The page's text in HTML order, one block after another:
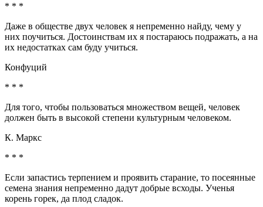
* * *
Даже в обществе двух человек я непременно найду, чему у
них поучиться. Достоинствам их я постараюсь подражать, а на
их недостатках сам буду учиться.
Конфуций
* * *
Для того, чтобы пользоваться множеством вещей, человек
должен быть в высокой степени культурным человеком.
К. Маркс
* * *
Если запастись терпением и проявить старание, то посеянные
семена знания непременно дадут добрые всходы. Ученья
корень горек, да плод сладок.